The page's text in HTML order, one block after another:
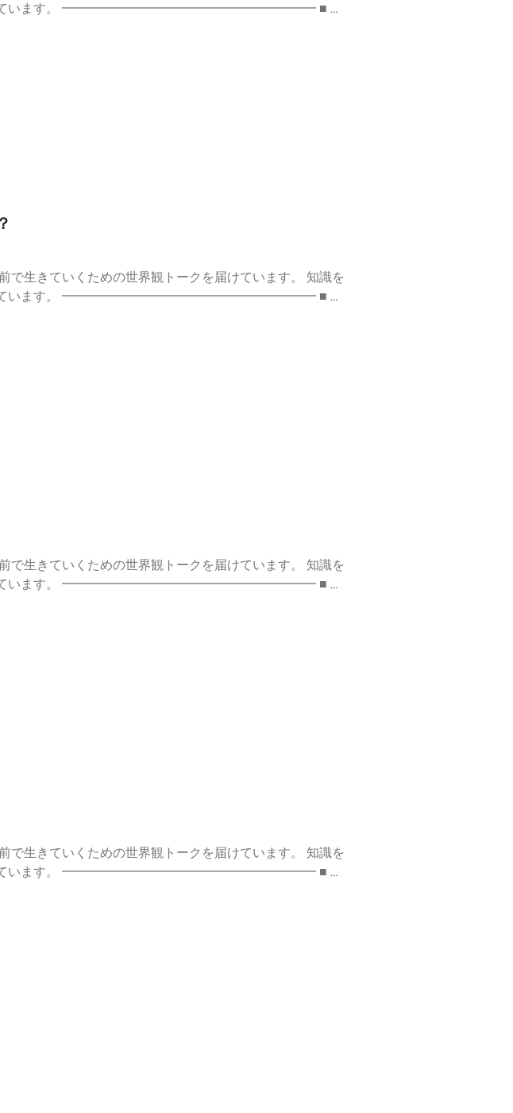
■ ま
ーランス #発信 #情報発信 #コーチング #個人事業主 #ビ
ント・レター送信ができます。 https://stand.fm/channels/
きていくための世界観トークを届けています。 知識を
■ ま
ーランス #発信 #情報発信 #コーチング #個人事業主 #ビ
ント・レター送信ができます。 https://stand.fm/channels/
きていくための世界観トークを届けています。 知識を
■ ま
ント・レター送信ができます。 https://stand.fm/channels/
きていくための世界観トークを届けています。 知識を
■ ま
ーランス #発信 #情報発信 #コーチング #個人事業主 #ビ
ント・レター送信ができます。 https://stand.fm/channels/